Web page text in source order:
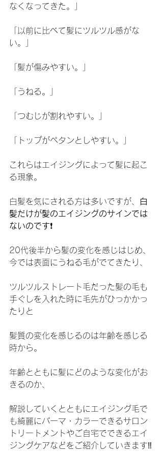
なくなってきた。」
「以前に比べて髪にツルツル感がな
い。」
「髪が傷みやすい。」
「うねる。」
「つむじが割れやすい。」
「トップがペタンとしやすい。」
これらはエイジングによって髪に起こ
る現象。
白髪を気にされる方は多いですが、
白
髪だけが髪のエイジングのサインでは
ないのです❗️
20代後半から髪の変化を感じはじめ、
今では表面にうねる毛がでてきたり、
ツルツルストレート毛だった髪の毛も
手ぐしを入れた時に毛先がひっかかっ
たりと
髪質の変化を感じるのは年齢を感じる
時から。
年齢とともに髪にどのような変化がお
きるのか、
解説していくとともにエイジング毛で
も綺麗にパーマ・カラーできるサロン
トリートメントやご自宅でできるエイ
ジングケアなどをご紹介していきます‼️